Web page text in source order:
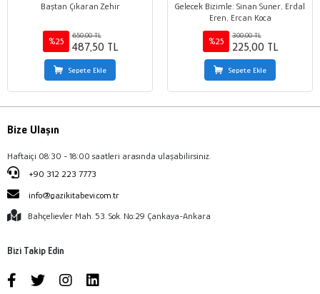
Baştan Çıkaran Zehir
%25
650,00 TL
487,50 TL
Sepete Ekle
Gelecek Bizimle: Sinan Suner, Erdal
Eren, Ercan Koca
%25
300,00 TL
225,00 TL
Sepete Ekle
Bize Ulaşın
Haftaiçi 08:30 - 18:00 saatleri arasında ulaşabilirsiniz.
+90 312 223 7773
info@gazikitabevi.com.tr
Bahçelievler Mah. 53. Sok. No:29 Çankaya-Ankara
Bizi Takip Edin